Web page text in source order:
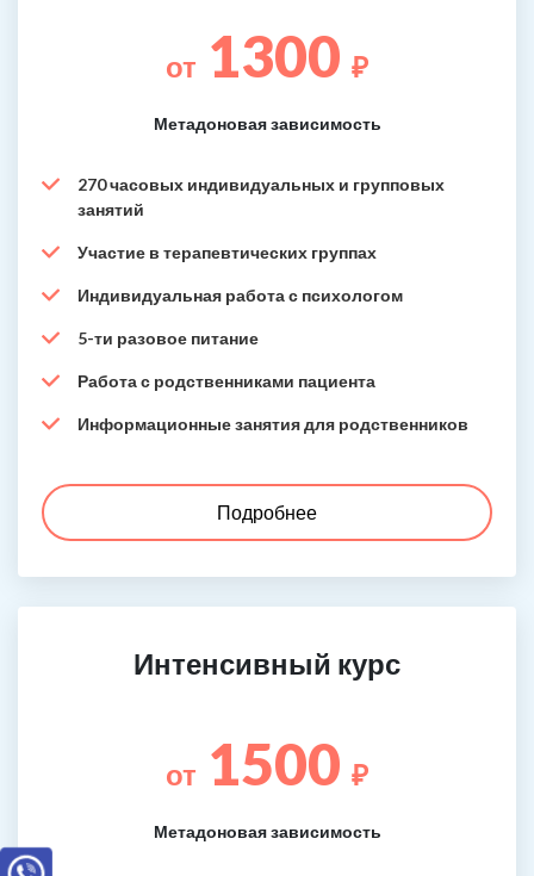
от 1300 ₽
Метадоновая зависимость
270 часовых индивидуальных и групповых
занятий
Участие в терапевтических группах
Индивидуальная работа с психологом
5-ти разовое питание
Работа с родственниками пациента
Информационные занятия для родственников
Подробнее
Интенсивный курс
от 1500 ₽
Метадоновая зависимость